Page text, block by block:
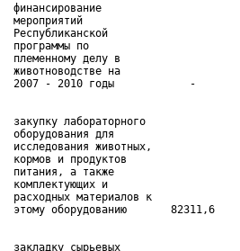
  финансирование
  мероприятий
  Республиканской
  программы по
  племенному делу в
  животноводстве на
  закупку лабораторного
  оборудования для
  исследования животных,
  кормов и продуктов
  питания, а также
  комплектующих и
  расходных материалов к
  закладку сырьевых